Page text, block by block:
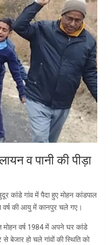
व पानी की पीड़ा
कांडे गांव में पैदा हुए मोहन कांडपाल
वर्ष की आयु में कानपुर चले गए।
मोहन वर्ष 1984 में अपने घर कांडे
बेजार हो चले गांवों की स्थिति को